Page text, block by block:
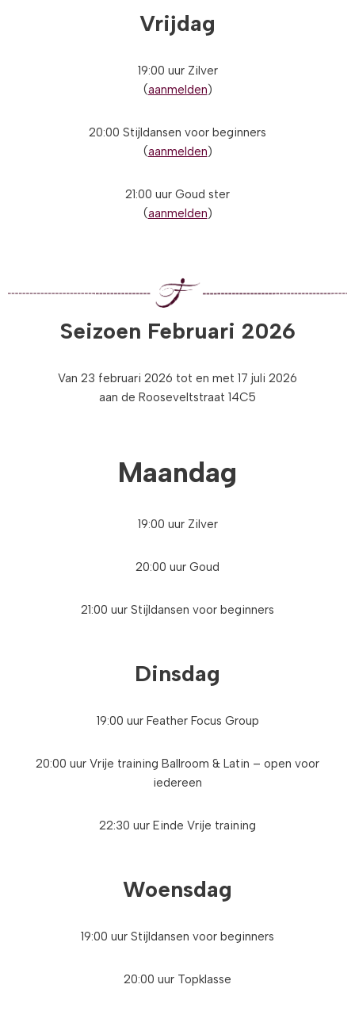
Vrijdag
19:00 uur Zilver
(aanmelden)
20:00 Stijldansen voor beginners
(aanmelden)
21:00 uur Goud ster
(aanmelden)
Seizoen Februari 2026
Van 23 februari 2026 tot en met 17 juli 2026
aan de Rooseveltstraat 14C5
Maandag
19:00 uur Zilver
20:00 uur Goud
21:00 uur Stijldansen voor beginners
Dinsdag
19:00 uur Feather Focus Group
20:00 uur Vrije training Ballroom & Latin – open voor
iedereen
22:30 uur Einde Vrije training
Woensdag
19:00 uur Stijldansen voor beginners
20:00 uur Topklasse